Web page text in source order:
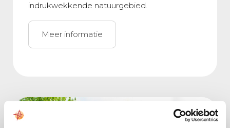
indrukwekkende natuurgebied.
Meer informatie